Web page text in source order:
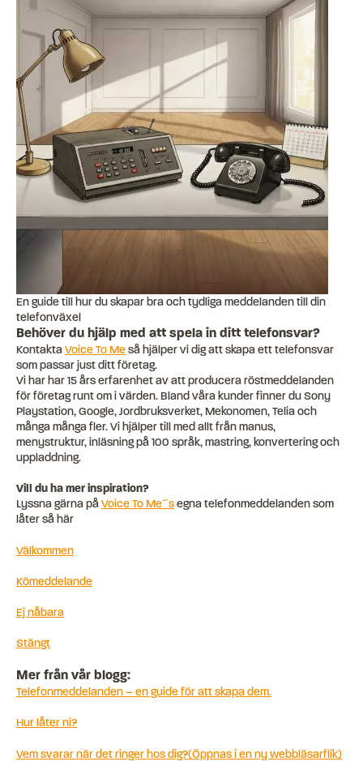
En guide till hur du skapar bra och tydliga meddelanden till din
telefonväxel
Behöver du hjälp med att spela in ditt telefonsvar?
KontaktaVoice To Meså hjälper vi dig att skapa ett telefonsvar
som passar just ditt företag.
Vi har har 15 års erfarenhet av att producera röstmeddelanden
för företag runt om i värden. Bland våra kunder finner du Sony
Playstation, Google, Jordbruksverket, Mekonomen, Telia och
många många fler. Vi hjälper till med allt från manus,
menystruktur, inläsning på 100 språk, mastring, konvertering och
uppladdning.
Vill du ha mer inspiration?
Lyssna gärna påVoice To Me´segna telefonmeddelanden som
låter så här
Välkommen
Kömeddelande
Ej nåbara
Stängt
Mer från vår blogg:
Telefonmeddelanden – en guide för att skapa dem.
Hur låter ni?
Vem svarar när det ringer hos dig?(Öppnas i en ny webbläsarflik)